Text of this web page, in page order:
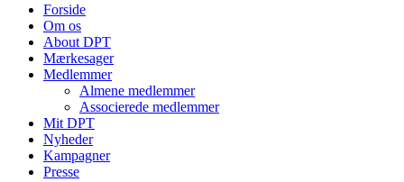
Forside
Om os
About DPT
Mærkesager
Medlemmer
Almene medlemmer
Associerede medlemmer
Mit DPT
Nyheder
Kampagner
Presse